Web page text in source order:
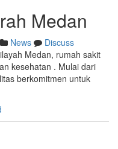
Medan
News
Discuss
Medan, rumah sakit
kesehatan . Mulai dari
berkomitmen untuk